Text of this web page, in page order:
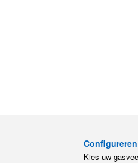
Configureren
Kies uw